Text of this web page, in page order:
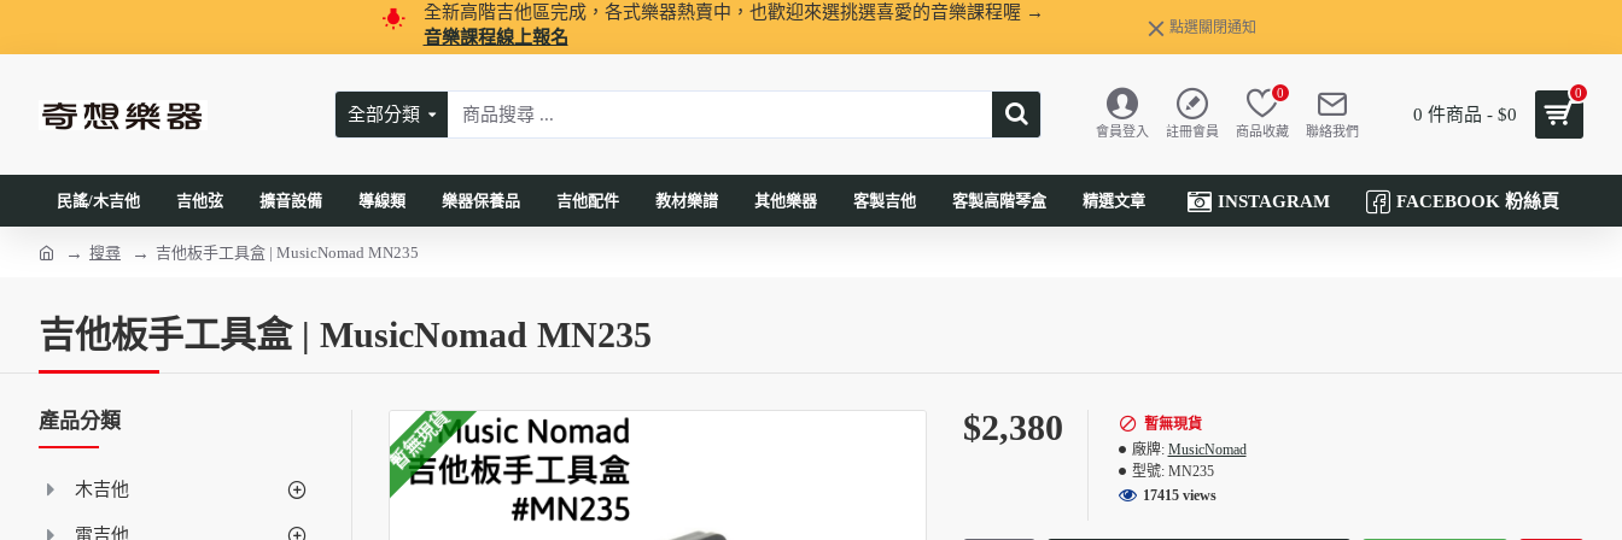
全新高階吉他區完成，各式樂器熱賣中，也歡迎來選挑選喜愛的音樂課程喔 →
音樂課程線上報名
點選關閉通知
全部分類
會員登入 註冊會員 商品收藏
0
聯絡我們
0 件商品 - $0
0
民謠/木吉他 吉他弦 擴音設備 導線類 樂器保養品 吉他配件 教材樂譜 其他樂器 客製吉他 客製高階琴盒 精選文章 INSTAGRAM FACEBOOK 粉絲頁
搜尋 吉他板手工具盒 | MusicNomad MN235
吉他板手工具盒 | MusicNomad MN235
產品分類
木吉他
電吉他
暫無現貨 $2,380
暫無現貨
廠牌: MusicNomad
型號: MN235
17415 views